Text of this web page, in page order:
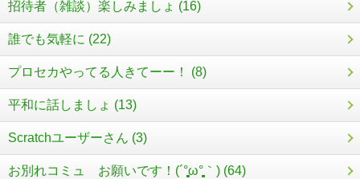
招待者（雑談）楽しみましょ (16)
誰でも気軽に (22)
プロセカやってる人きてーー！ (8)
平和に話しましょ (13)
Scratchユーザーさん (3)
お別れコミュ お願いです！(´°̥̥̥̥̥̥̥̥ω°̥̥̥̥̥̥̥̥｀) (64)